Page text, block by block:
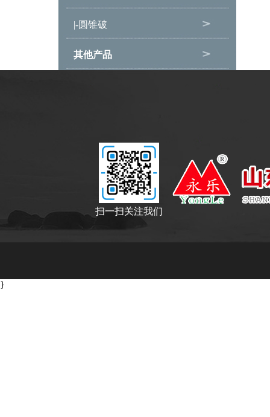
|-圆锥破
其他产品
扫一扫关注我们
}